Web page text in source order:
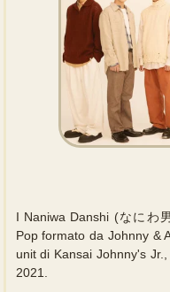
I Naniwa Danshi (なにわ
Pop formato da Johnny &
unit di Kansai Johnny's
2021.